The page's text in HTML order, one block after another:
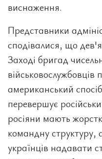
виснаження.
Представники
сподівалися, що
Заході бригад
американський
перевершує
росіяни мають
командну структуру,
українців надавати